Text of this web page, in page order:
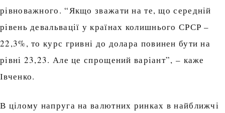
рівноважного. “Якщо зважати на те, що середній
рівень девальвації у країнах колишнього СРСР –
22,3%, то курс гривні до долара повинен бути на
рівні 23,23. Але це спрощений варіант”, – каже
Івченко.
В цілому напруга на валютних ринках в найближчі